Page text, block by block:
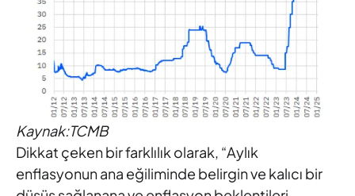
Kaynak:TCMB
Dikkat çeken bir farklılık olarak, “Aylık
enflasyonun ana eğiliminde belirgin ve kalıcı bir